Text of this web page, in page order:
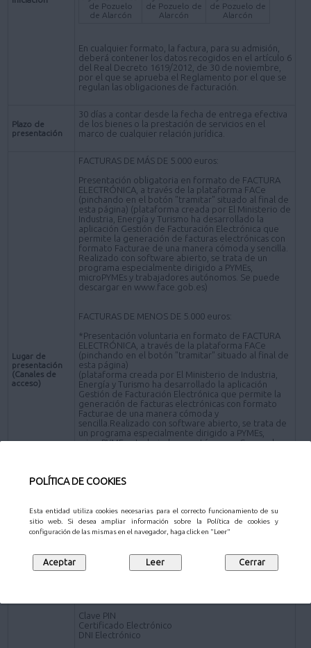
POLÍTICA DE COOKIES
Esta entidad utiliza cookies necesarias para el correcto funcionamiento de su
sitio web. Si desea ampliar información sobre la Política de cookies y
configuración de las mismas en el navegador, haga click en "Leer"
de Pozuelo
de Alarcón
de Pozuelo de
Alarcón
de Pozuelo de
Alarcón
En cualquier formato, la factura, para su admisión,
deberá contener los datos recogidos en el artículo 6
del Real Decreto 1619/2012, de 30 de noviembre,
por el que se aprueba el Reglamento por el que se
regulan las obligaciones de facturación.
Plazo de
presentación
30 días a contar desde la fecha de entrega efectiva
de los bienes o la prestación de servicios en el
marco de cualquier relación jurídica.
Lugar de
presentación
(Canales de
acceso)
FACTURAS DE MÁS DE 5.000 euros:
Presentación obligatoria en formato de FACTURA
ELECTRÓNICA, a través de la plataforma FACe
(pinchando en el botón "tramitar" situado al final de
esta página) (plataforma creada por El Ministerio de
Industria, Energía y Turismo ha desarrollado la
aplicación Gestión de Facturación Electrónica que
permite la generación de facturas electrónicas con
formato Facturae de una manera cómoda y sencilla.
Realizado con software abierto, se trata de un
programa especialmente dirigido a PYMEs,
microPYMEs y trabajadores autónomos. Se puede
descargar en www.face.gob.es)
FACTURAS DE MENOS DE 5.000 euros:
*Presentación voluntaria en formato de FACTURA
ELECTRÓNICA, a través de la plataforma FACe
(pinchando en el botón "tramitar" situado al final de
esta página)
(plataforma creada por El Ministerio de Industria,
Energía y Turismo ha desarrollado la aplicación
Gestión de Facturación Electrónica que permite la
generación de facturas electrónicas con formato
Facturae de una manera cómoda y
sencilla.Realizado con software abierto, se trata de
un programa especialmente dirigido a PYMEs,
microPYMEs y trabajadores autónomos. Se puede
siguientes canales distintos de la plataforma FACe:
Oficinas de Atención al Ciudadano.
Online - Sujetos obligados a relacionarse
Ayuntamiento de Pozuelo de Alarcón (a través de la
Solicitud de carácter General
Clave PIN
Certificado Electrónico
DNI Electrónico